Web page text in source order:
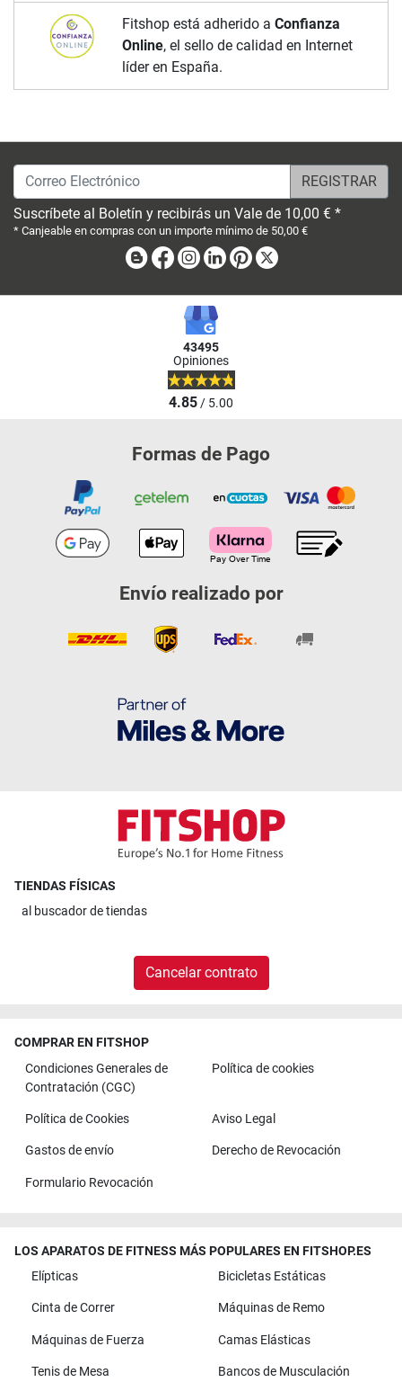
Fitshop está adherido a Confianza
Online, el sello de calidad en Internet
líder en España.
Correo Electrónico
Suscríbete al Boletín y recibirás un Vale de 10,00 € *
* Canjeable en compras con un importe mínimo de 50,00 €
BlogFacebook
Instagram
LinkedinPinterest
43495
Opiniones
4.85/ 5.00
Formas de Pago
Envío realizado por
TIENDAS FÍSICAS
al buscador de tiendas
Cancelar contrato
COMPRAR EN FITSHOP
Condiciones Generales de
Contratación (CGC)
Política de cookies
Política de Cookies Aviso Legal
Gastos de envío Derecho de Revocación
Formulario Revocación
LOS APARATOS DE FITNESS MÁS POPULARES EN FITSHOP.ES
Elípticas
Bicicletas Estáticas
Cinta de Correr Máquinas de Remo
Máquinas de Fuerza Camas Elásticas
Tenis de Mesa Bancos de Musculación